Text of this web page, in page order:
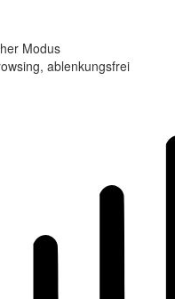
Modus
ablenkungsfrei